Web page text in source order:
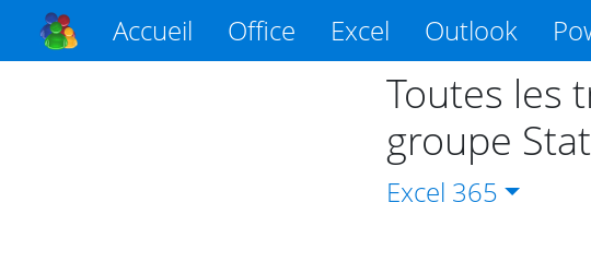
Accueil Office Excel Outlook
Toutes les
groupe
Excel 365